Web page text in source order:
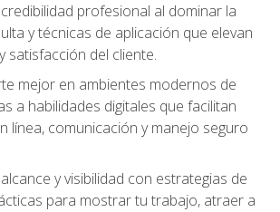
profesional al dominar la
y técnicas de aplicación que elevan
satisfacción del cliente.
mejor en ambientes modernos de
a habilidades digitales que facilitan
línea, comunicación y manejo seguro
y visibilidad con estrategias de
para mostrar tu trabajo, atraer a